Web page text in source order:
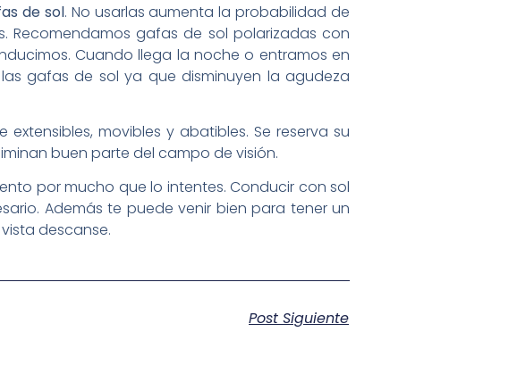
de sol. No usarlas aumenta la probabilidad de
Recomendamos gafas de sol polarizadas con
Cuando llega la noche o entramos en
gafas de sol ya que disminuyen la agudeza
movibles y abatibles. Se reserva su
buen parte del campo de visión.
por mucho que lo intentes. Conducir con sol
Además te puede venir bien para tener un
descanse.
Post Siguiente